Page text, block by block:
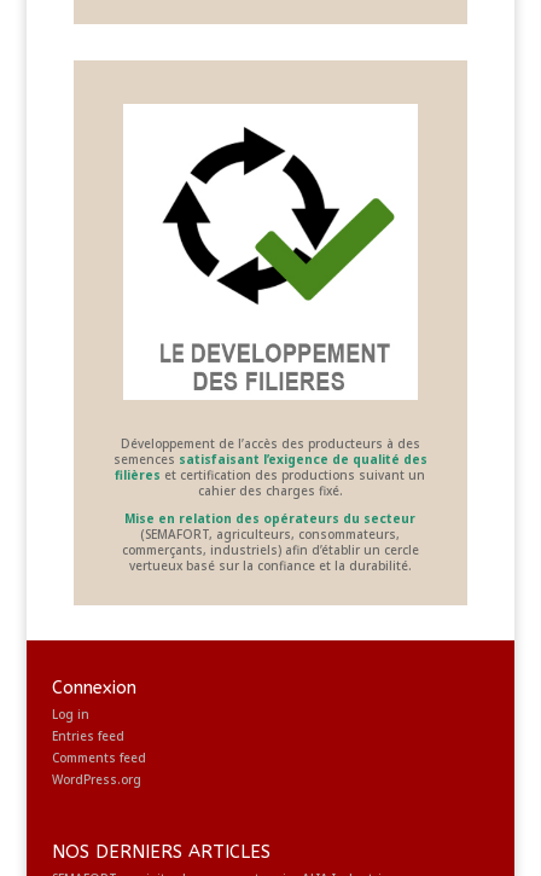
Développement de l’accès des producteurs à des
semences satisfaisant l’exigence de qualité des
filières et certification des productions suivant un
cahier des charges fixé.
Mise en relation des opérateurs du secteur
(SEMAFORT, agriculteurs, consommateurs,
commerçants, industriels) afin d’établir un cercle
vertueux basé sur la confiance et la durabilité.
Connexion
Log in
Entries feed
Comments feed
WordPress.org
NOS DERNIERS ARTICLES